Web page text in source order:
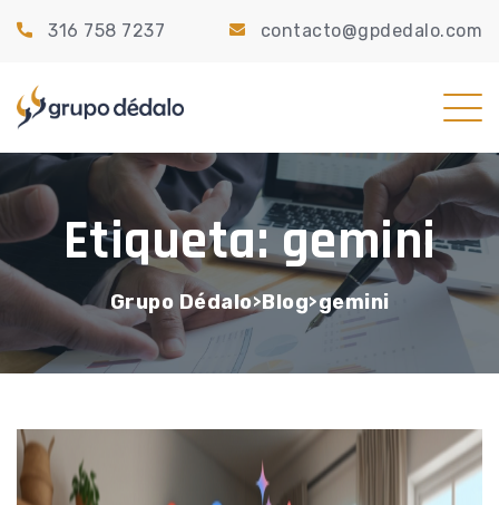
316 758 7237 contacto@gpdedalo.com
Etiqueta:gemini
Grupo Dédalo>Blog>gemini